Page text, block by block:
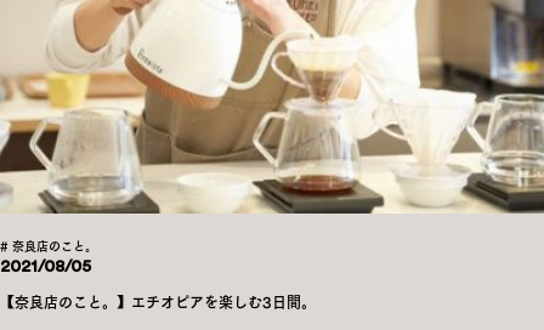
# 奈良店のこと。
2021/08/05
【奈良店のこと。】エチオピアを楽しむ3日間。